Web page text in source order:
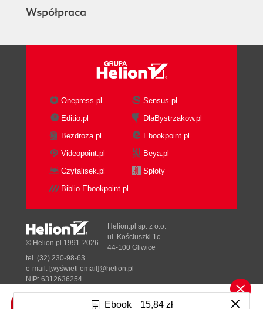
Ebook 15,84 zł
Współpraca
Onepress.pl
Sensus.pl
Editio.pl
DlaBystrzakow.pl
Bezdroza.pl
Ebookpoint.pl
Videopoint.pl
Beya.pl
Czytalisek.pl
Sploty
Biblio.Ebookpoint.pl
© Helion.pl 1991-2026
Helion.pl sp. z o.o.
ul. Kościuszki 1c
44-100 Gliwice
tel. (32) 230-98-63
e-mail: [wyświetl email]@helion.pl
NIP: 6312636254